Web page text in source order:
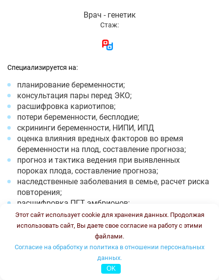
Врач - генетик
Стаж:
Специализируется на:
планирование беременности;
консультация пары перед ЭКО;
расшифровка кариотипов;
потери беременности, бесплодие;
скрининги беременности, НИПИ, ИПД
оценка влияния вредных факторов во время
беременности на плод, составление прогноза;
прогноз и тактика ведения при выявленных
пороках плода, составление прогноза;
наследственные заболевания в семье, расчет риска
повторения;
расшифровка ПГТ эмбрионов;
Фенилкетонурия;
Муковисцидоз.
Время работы: понедельник -пятница с 8-13 и с 18-20, суббота
с 8 до 12. Стоимость консультации: 2500 рублей.
Онлайн консультация
Этот сайт использует cookie для хранения данных. Продолжая
использовать сайт, Вы даете свое согласие на работу с этими
файлами.
Согласие на обработку и политика в отношении персональных
данных.
OK